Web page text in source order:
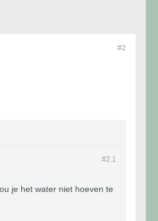
#2
#2. 1
je het water niet hoeven te